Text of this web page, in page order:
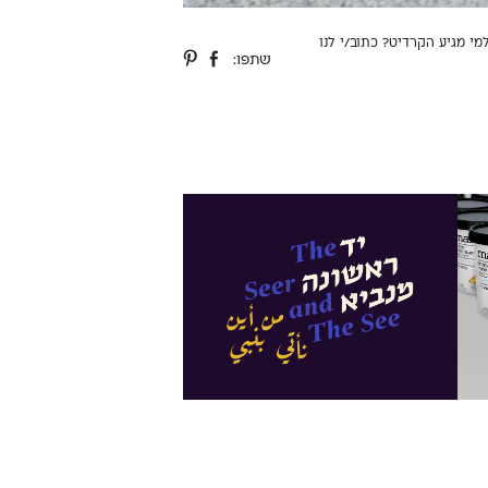
מגיע הקרדיט? כתוב/י לנו
שתפו: